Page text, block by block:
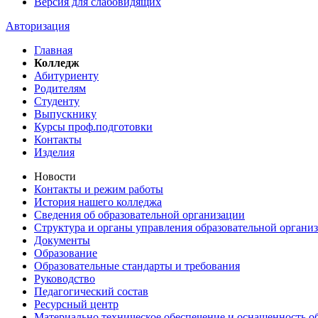
Авторизация
Главная
Колледж
Абитуриенту
Родителям
Студенту
Выпускнику
Курсы проф.подготовки
Контакты
Изделия
Новости
Контакты и режим работы
История нашего колледжа
Сведения об образовательной организации
Структура и органы управления образовательной
Документы
Образование
Образовательные стандарты и требования
Руководство
Педагогический состав
Ресурсный центр